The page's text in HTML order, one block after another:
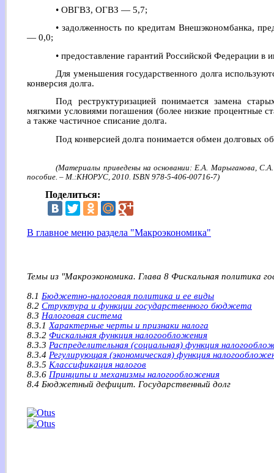
• ОВГВЗ, ОГВЗ — 5,7;
• задолженность по кредитам Внешэкономбанка,
— 0,0;
• предоставление гарантий Российской Федерации
Для уменьшения государственного долга
конверсия долга.
Под реструктуризацией понимается замена
мягкими условиями погашения (более низкие процентные
а также частичное списание долга.
Под конверсией долга понимается обмен долговых
(Материалы приведены на основании: Е.А. Марыганова,
пособие. – М.:КНОРУС, 2010. ISBN 978-5-406-00716-7)
Поделиться:
В главное меню раздела "Макроэкономика"
Темы из "Макроэкономика. Глава 8 Фискальная политика
8.1 Бюджетно-налоговая политика и ее виды
8.2 Структура и функции государственного бюджета
8.3 Налоговая система
8.3.1Характерные черты и признаки налога
8.3.2 Фискальная функция налогообложения
8.3.3 Распределительная (социальная) функция
8.3.4 Регулирующая (экономическая) функция
8.3.5 Классификация налогов
8.3.6 Принципы и механизмы налогообложения
8.4 Бюджетный дефицит. Государственный долг